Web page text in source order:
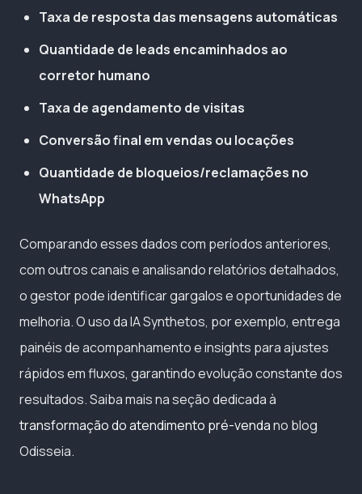
Taxa de resposta das mensagens automáticas
Quantidade de leads encaminhados ao
corretor humano
Taxa de agendamento de visitas
Conversão final em vendas ou locações
Quantidade de bloqueios/reclamações no
WhatsApp
Comparando esses dados com períodos anteriores,
com outros canais e analisando relatórios detalhados,
o gestor pode identificar gargalos e oportunidades de
melhoria. O uso da IA Synthetos, por exemplo, entrega
painéis de acompanhamento e insights para ajustes
rápidos em fluxos, garantindo evolução constante dos
resultados. Saiba mais na seção dedicada à
transformação do atendimento pré-vendano blog
Odisseia.